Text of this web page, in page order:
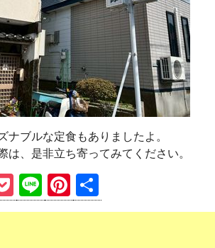
ナブルな定食もありましたよ。
は、是非立ち寄ってみてください。
P
o
Li
n
Pi
nt 有